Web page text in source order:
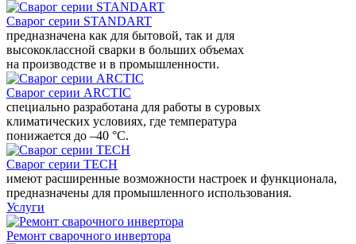
Сварог серии STANDART
предназначена как для бытовой, так и для
высококлассной сварки в больших объемах
на производстве и в промышленности.
Сварог серии ARCTIC
специально разработана для работы в суровых
климатических условиях, где температура
понижается до –40 °С.
Сварог серии TECH
имеют расширенные возможности настроек и функционала,
предназначены для промышленного использования.
Услуги
Ремонт сварочного инвертора